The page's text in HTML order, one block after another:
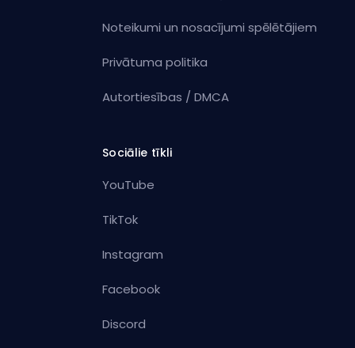
Noteikumi un nosacījumi spēlētājiem
Privātuma politika
Autortiesības / DMCA
Sociālie tīkli
YouTube
TikTok
Instagram
Facebook
Discord